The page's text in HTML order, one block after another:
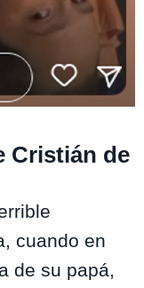
Cristián de
cuando en
de su papá,